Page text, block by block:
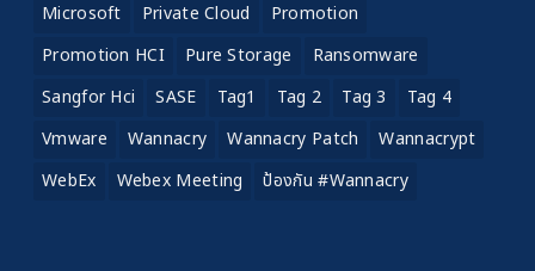
Microsoft
Private Cloud
Promotion
Promotion HCI
Pure Storage
Ransomware
Sangfor Hci
SASE Tag1 Tag 2 Tag 3
Tag 4
Vmware
Wannacry Wannacry Patch
Wannacrypt
WebEx
Webex Meeting ป้องกัน #wannacry